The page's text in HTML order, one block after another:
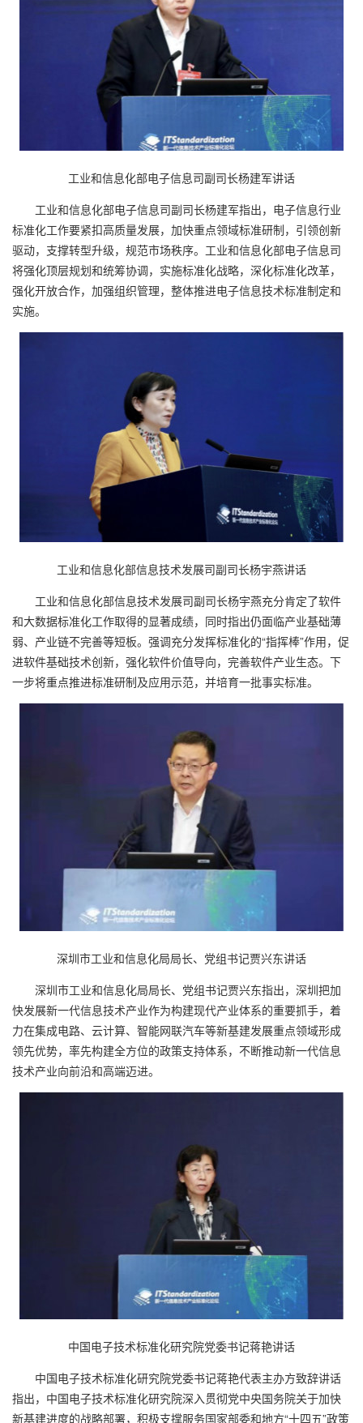
工业和信息化部电子信息司副司长杨建军讲话
工业和信息化部电子信息司副司长杨建军指出，电子信息行业
标准化工作要紧扣高质量发展，加快重点领域标准研制，引领创新
驱动，支撑转型升级，规范市场秩序。工业和信息化部电子信息司
将强化顶层规划和统筹协调，实施标准化战略，深化标准化改革，
强化开放合作，加强组织管理，整体推进电子信息技术标准制定和
实施。
工业和信息化部信息技术发展司副司长杨宇燕讲话
工业和信息化部信息技术发展司副司长杨宇燕充分肯定了软件
和大数据标准化工作取得的显著成绩，同时指出仍面临产业基础薄
弱、产业链不完善等短板。强调充分发挥标准化的“指挥棒”作用，促
进软件基础技术创新，强化软件价值导向，完善软件产业生态。下
一步将重点推进标准研制及应用示范，并培育一批事实标准。
深圳市工业和信息化局局长、党组书记贾兴东讲话
深圳市工业和信息化局局长、党组书记贾兴东指出，深圳把加
快发展新一代信息技术产业作为构建现代产业体系的重要抓手，着
力在集成电路、云计算、智能网联汽车等新基建发展重点领域形成
领先优势，率先构建全方位的政策支持体系，不断推动新一代信息
技术产业向前沿和高端迈进。
中国电子技术标准化研究院党委书记蒋艳讲话
中国电子技术标准化研究院党委书记蒋艳代表主办方致辞讲话
指出，中国电子技术标准化研究院深入贯彻党中央国务院关于加快
新基建进度的战略部署，积极支撑服务国家部委和地方“十四五”政策